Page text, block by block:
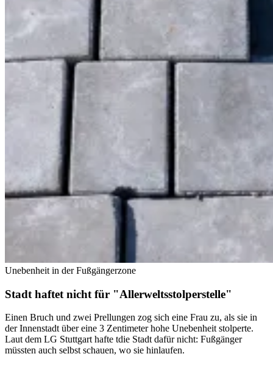
Unebenheit in der Fußgängerzone
Stadt haftet nicht für "Allerweltsstolperstelle"
Einen Bruch und zwei Prellungen zog sich eine Frau zu, als sie in
der Innenstadt über eine 3 Zentimeter hohe Unebenheit stolperte.
Laut dem LG Stuttgart hafte tdie Stadt dafür nicht: Fußgänger
müssten auch selbst schauen, wo sie hinlaufen.